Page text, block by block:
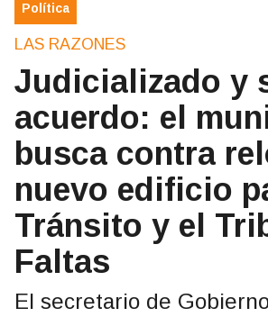
Política
LAS RAZONES
Judicializado y
acuerdo: el
busca contra
nuevo edificio
Tránsito y el
Faltas
El secretario de